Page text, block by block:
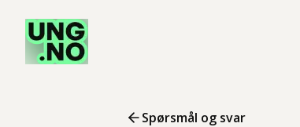
Spørsmål og svar